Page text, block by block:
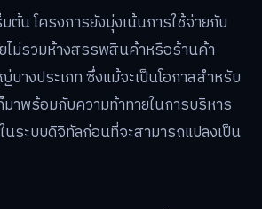
ต้น โครงการยังมุ่งเน้นการใช้จ่ายกับ
ไม่รวมห้างสรรพสินค้าหรือร้านค้า
างประเภท ซึ่งแม้จะเป็นโอกาสสำหรับ
าพร้อมกับความท้าทายในการบริหาร
นระบบดิจิทัลก่อนที่จะสามารถแปลงเป็น